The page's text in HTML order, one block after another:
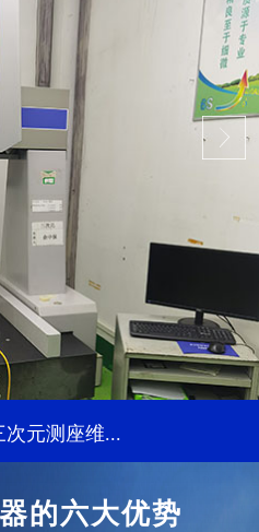
次元测座维...
...
的六大优势